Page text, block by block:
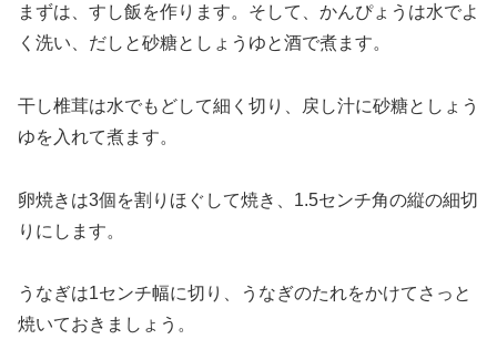
まずは、すし飯を作ります。そして、かんぴょうは水でよ
く洗い、だしと砂糖としょうゆと酒で煮ます。
干し椎茸は水でもどして細く切り、戻し汁に砂糖としょう
ゆを入れて煮ます。
卵焼きは3個を割りほぐして焼き、1.5センチ角の縦の細切
りにします。
うなぎは1センチ幅に切り、うなぎのたれをかけてさっと
焼いておきましょう。